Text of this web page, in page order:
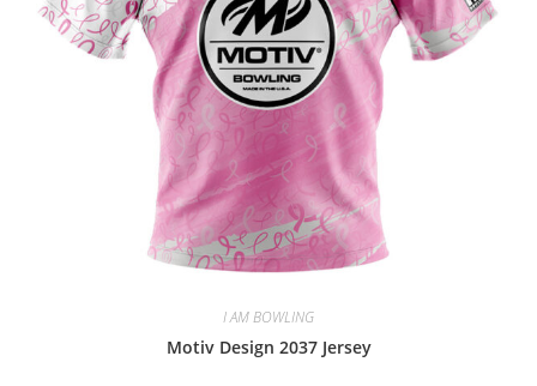
I AM BOWLING
Motiv Design 2037 Jersey